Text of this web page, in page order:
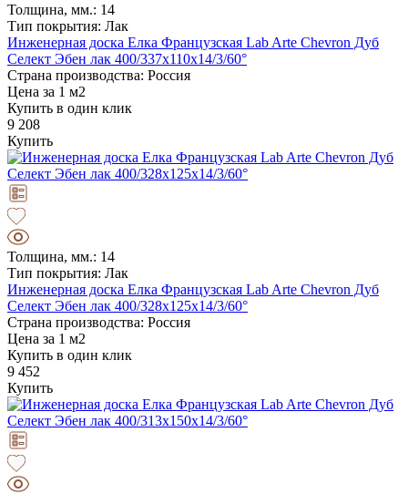
Толщина, мм.: 14
Тип покрытия: Лак
Инженерная доска Елка Французская Lab Arte Chevron Дуб
Селект Эбен лак 400/337х110х14/3/60°
Страна производства: Россия
Цена за 1 м2
Купить в один клик
9 208
Купить
Толщина, мм.: 14
Тип покрытия: Лак
Инженерная доска Елка Французская Lab Arte Chevron Дуб
Селект Эбен лак 400/328х125х14/3/60°
Страна производства: Россия
Цена за 1 м2
Купить в один клик
9 452
Купить